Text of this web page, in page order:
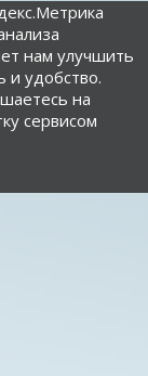
нам улучшить
и удобство.
на
сервисом